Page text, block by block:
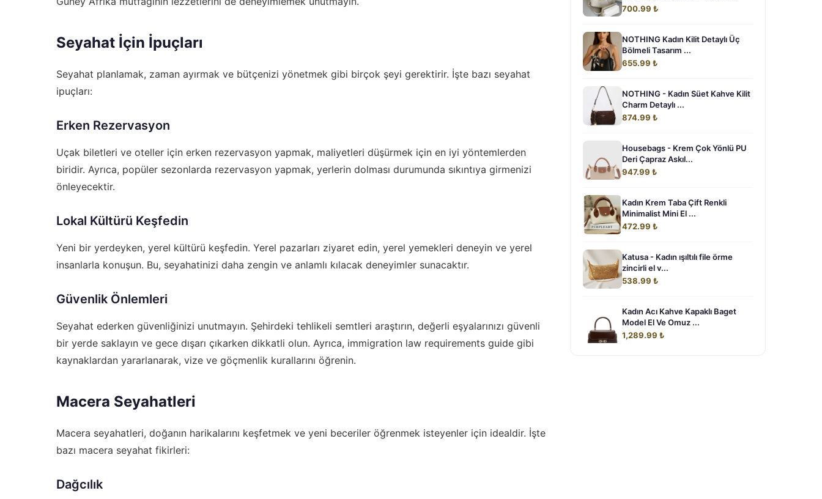
Seyahat İçin İpuçları
Seyahat planlamak, zaman ayırmak ve bütçenizi yönetmek gibi birçok şeyi gerektirir. İşte bazı seyahat
ipuçları:
Erken Rezervasyon
Uçak biletleri ve oteller için erken rezervasyon yapmak, maliyetleri düşürmek için en iyi yöntemlerden
biridir. Ayrıca, popüler sezonlarda rezervasyon yapmak, yerlerin dolması durumunda sıkıntıya girmenizi
önleyecektir.
Lokal Kültürü Keşfedin
Yeni bir yerdeyken, yerel kültürü keşfedin. Yerel pazarları ziyaret edin, yerel yemekleri deneyin ve yerel
insanlarla konuşun. Bu, seyahatinizi daha zengin ve anlamlı kılacak deneyimler sunacaktır.
Güvenlik Önlemleri
Seyahat ederken güvenliğinizi unutmayın. Şehirdeki tehlikeli semtleri araştırın, değerli eşyalarınızı güvenli
bir yerde saklayın ve gece dışarı çıkarken dikkatli olun. Ayrıca, immigration law requirements guide gibi
kaynaklardan yararlanarak, vize ve göçmenlik kurallarını öğrenin.
Macera Seyahatleri
Macera seyahatleri, doğanın harikalarını keşfetmek ve yeni beceriler öğrenmek isteyenler için idealdir. İşte
bazı macera seyahat fikirleri:
Dağcılık
700.99 ₺
NOTHING Kadın Kilit Detaylı Üç
Bölmeli Tasarım ...
655.99 ₺
NOTHING - Kadın Süet Kahve Kilit
Charm Detaylı ...
874.99 ₺
Housebags - Krem Çok Yönlü PU
Deri Çapraz Askıl...
947.99 ₺
Kadın Krem Taba Çift Renkli
Minimalist Mini El ...
472.99 ₺
Katusa - Kadın ışıltılı file örme
zincirli el v...
538.99 ₺
Kadın Acı Kahve Kapaklı Baget
Model El Ve Omuz ...
1,289.99 ₺